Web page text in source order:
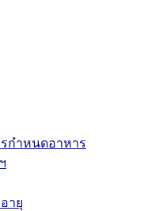
กำหนดอาหาร
ายุ